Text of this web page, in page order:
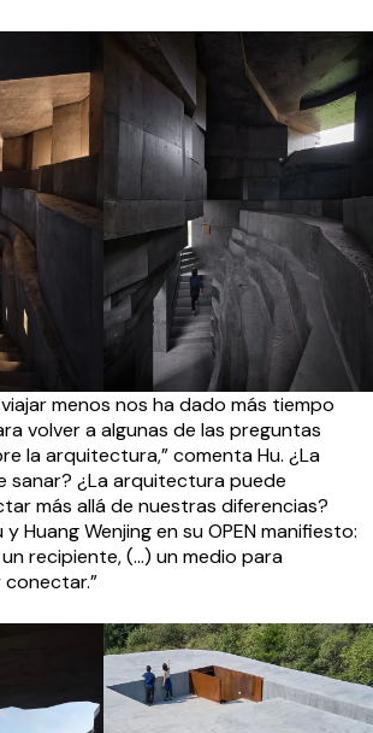
menos nos ha dado más tiempo
volver a algunas de las preguntas
la arquitectura,” comenta Hu. ¿La
sanar? ¿La arquitectura puede
más allá de nuestras diferencias?
Huang Wenjing en su OPEN manifiesto:
recipiente, (…) un medio para